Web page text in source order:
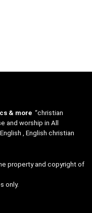
& more “christian
and worship in All
, English christian
property and copyright of
only.